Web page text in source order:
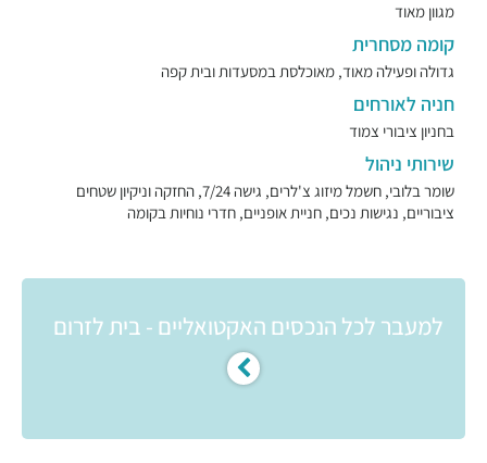
מגוון מאוד
קומה מסחרית
גדולה ופעילה מאוד, מאוכלסת במסעדות ובית קפה
חניה לאורחים
בחניון ציבורי צמוד
שירותי ניהול
שומר בלובי, חשמל מיזוג צ'לרים, גישה 7/24, החזקה וניקיון שטחים
ציבוריים, נגישות נכים, חניית אופניים, חדרי נוחיות בקומה
למעבר לכל הנכסים האקטואליים - בית לזרום